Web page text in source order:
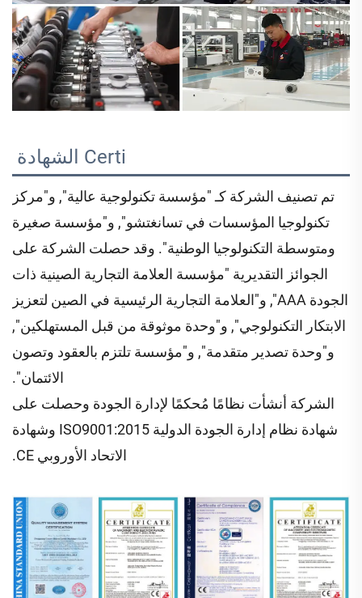
Certi الشهادة
تم تصنيف الشركة كـ "مؤسسة تكنولوجية عالية", و"مركز
تكنولوجيا المؤسسات في تسانغتشو", و"مؤسسة صغيرة
ومتوسطة التكنولوجيا الوطنية". وقد حصلت الشركة على
الجوائز التقديرية "مؤسسة العلامة التجارية الصينية ذات
الجودة AAA", و"العلامة التجارية الرئيسية في الصين لتعزيز
الابتكار التكنولوجي", و"وحدة موثوقة من قبل المستهلكين",
و"وحدة تصدير متقدمة", و"مؤسسة تلتزم بالعقود وتصون
الائتمان".
الشركة أنشأت نظامًا مُحكمًا لإدارة الجودة وحصلت على
شهادة نظام إدارة الجودة الدولية ISO9001:2015 وشهادة
الاتحاد الأوروبي CE.